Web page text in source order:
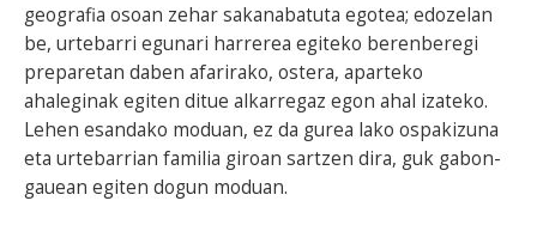
geografia osoan zehar sakanabatuta egotea; edozelan
be, urtebarri egunari harrerea egiteko berenberegi
preparetan daben afarirako, ostera, aparteko
ahaleginak egiten ditue alkarregaz egon ahal izateko.
Lehen esandako moduan, ez da gurea lako ospakizuna
eta urtebarrian familia giroan sartzen dira, guk gabon-
gauean egiten dogun moduan.